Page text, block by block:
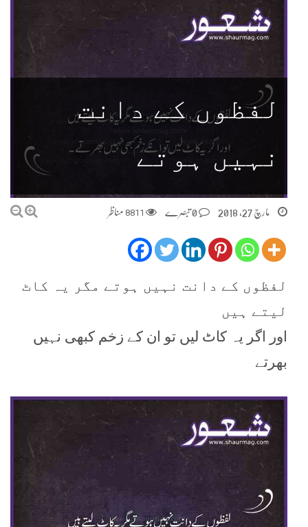
لفظوں کے دانت
نہیں ہوتے
مارچ 27, 2018 8811 مناظر
لفظوں کے دانت نہیں ہوتے مگر یہ کاٹ
لیتے ہیں
اور اگر یہ کاٹ لیں تو ان کے زخم کبھی نہیں
بھرتے